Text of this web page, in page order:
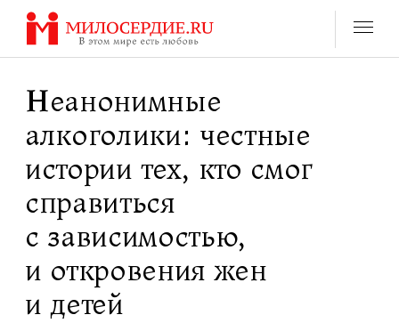
Перейти
содержанию
Неанонимные
алкоголики: честные
истории тех, кто смог
справиться
с зависимостью,
и откровения жен
и детей